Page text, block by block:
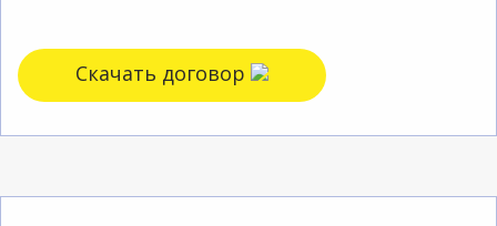
Скачать договор